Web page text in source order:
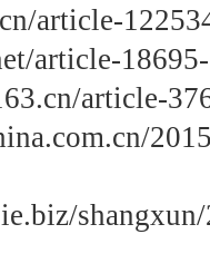
article-
article-
article-